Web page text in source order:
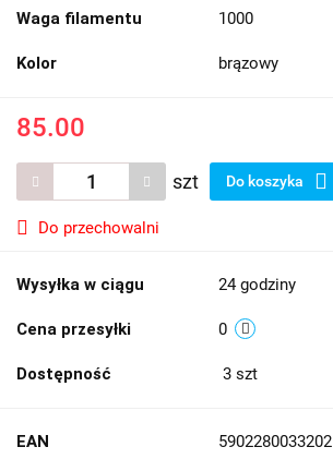
Waga filamentu 1000
Kolor brązowy
85.00
szt Do koszyka
Do przechowalni
Wysyłka w ciągu 24 godziny
Cena przesyłki 0
Dostępność 3 szt
EAN 5902280033202